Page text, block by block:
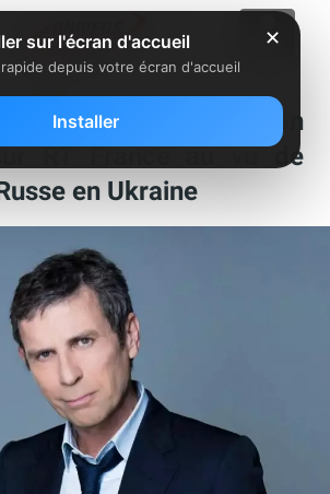
suspend son
RT France au vu de
en Ukraine
✕
sur l'écran d'accueil
depuis votre écran d'accueil
Installer